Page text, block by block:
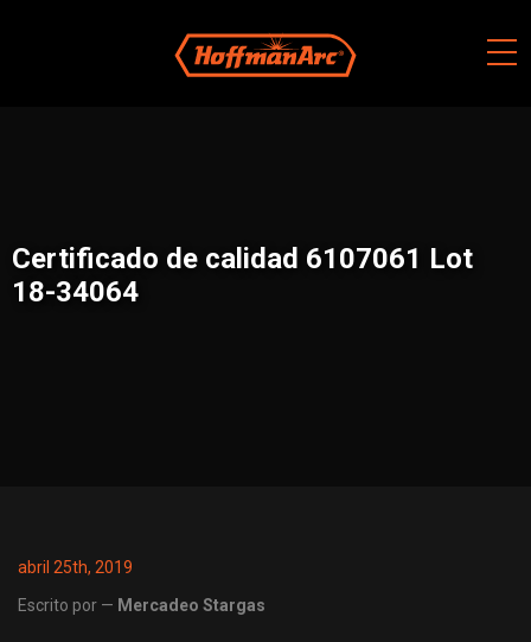
Certificado de calidad 6107061 Lot
18-34064
abril 25th, 2019
Escrito por — Mercadeo Stargas